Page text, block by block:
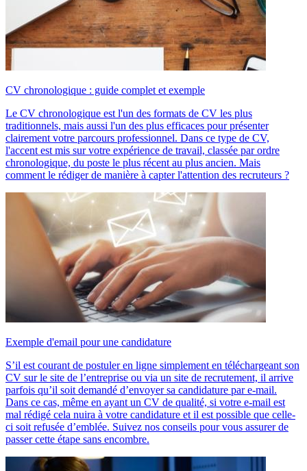
CV chronologique : guide complet et exemple
Le CV chronologique est l'un des formats de CV les plus
traditionnels, mais aussi l'un des plus efficaces pour présenter
clairement votre parcours professionnel. Dans ce type de CV,
l'accent est mis sur votre expérience de travail, classée par ordre
chronologique, du poste le plus récent au plus ancien. Mais
comment le rédiger de manière à capter l'attention des recruteurs ?
Exemple d'email pour une candidature
S’il est courant de postuler en ligne simplement en téléchargeant son
CV sur le site de l’entreprise ou via un site de recrutement, il arrive
parfois qu’il soit demandé d’envoyer sa candidature par e-mail.
Dans ce cas, même en ayant un CV de qualité, si votre e-mail est
mal rédigé cela nuira à votre candidature et il est possible que celle-
ci soit refusée d’emblée. Suivez nos conseils pour vous assurer de
passer cette étape sans encombre.